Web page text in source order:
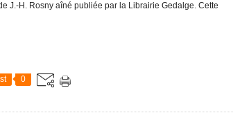
J.-H. Rosny aîné publiée par la Librairie Gedalge. Cette
0